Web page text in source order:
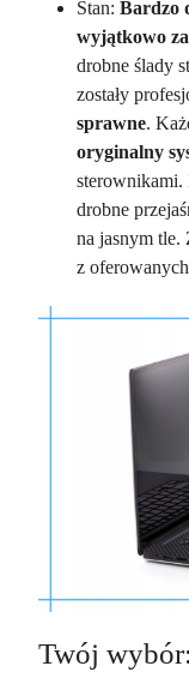
Stan: Bardzo
wyjątkowo
drobne ślady
zostały
sprawne.
oryginalny
sterownikami.
drobne
na jasnym tle.
z
Twój